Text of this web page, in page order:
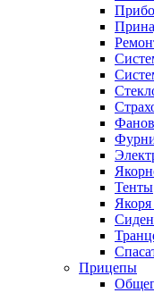
Тенты
Прицепы